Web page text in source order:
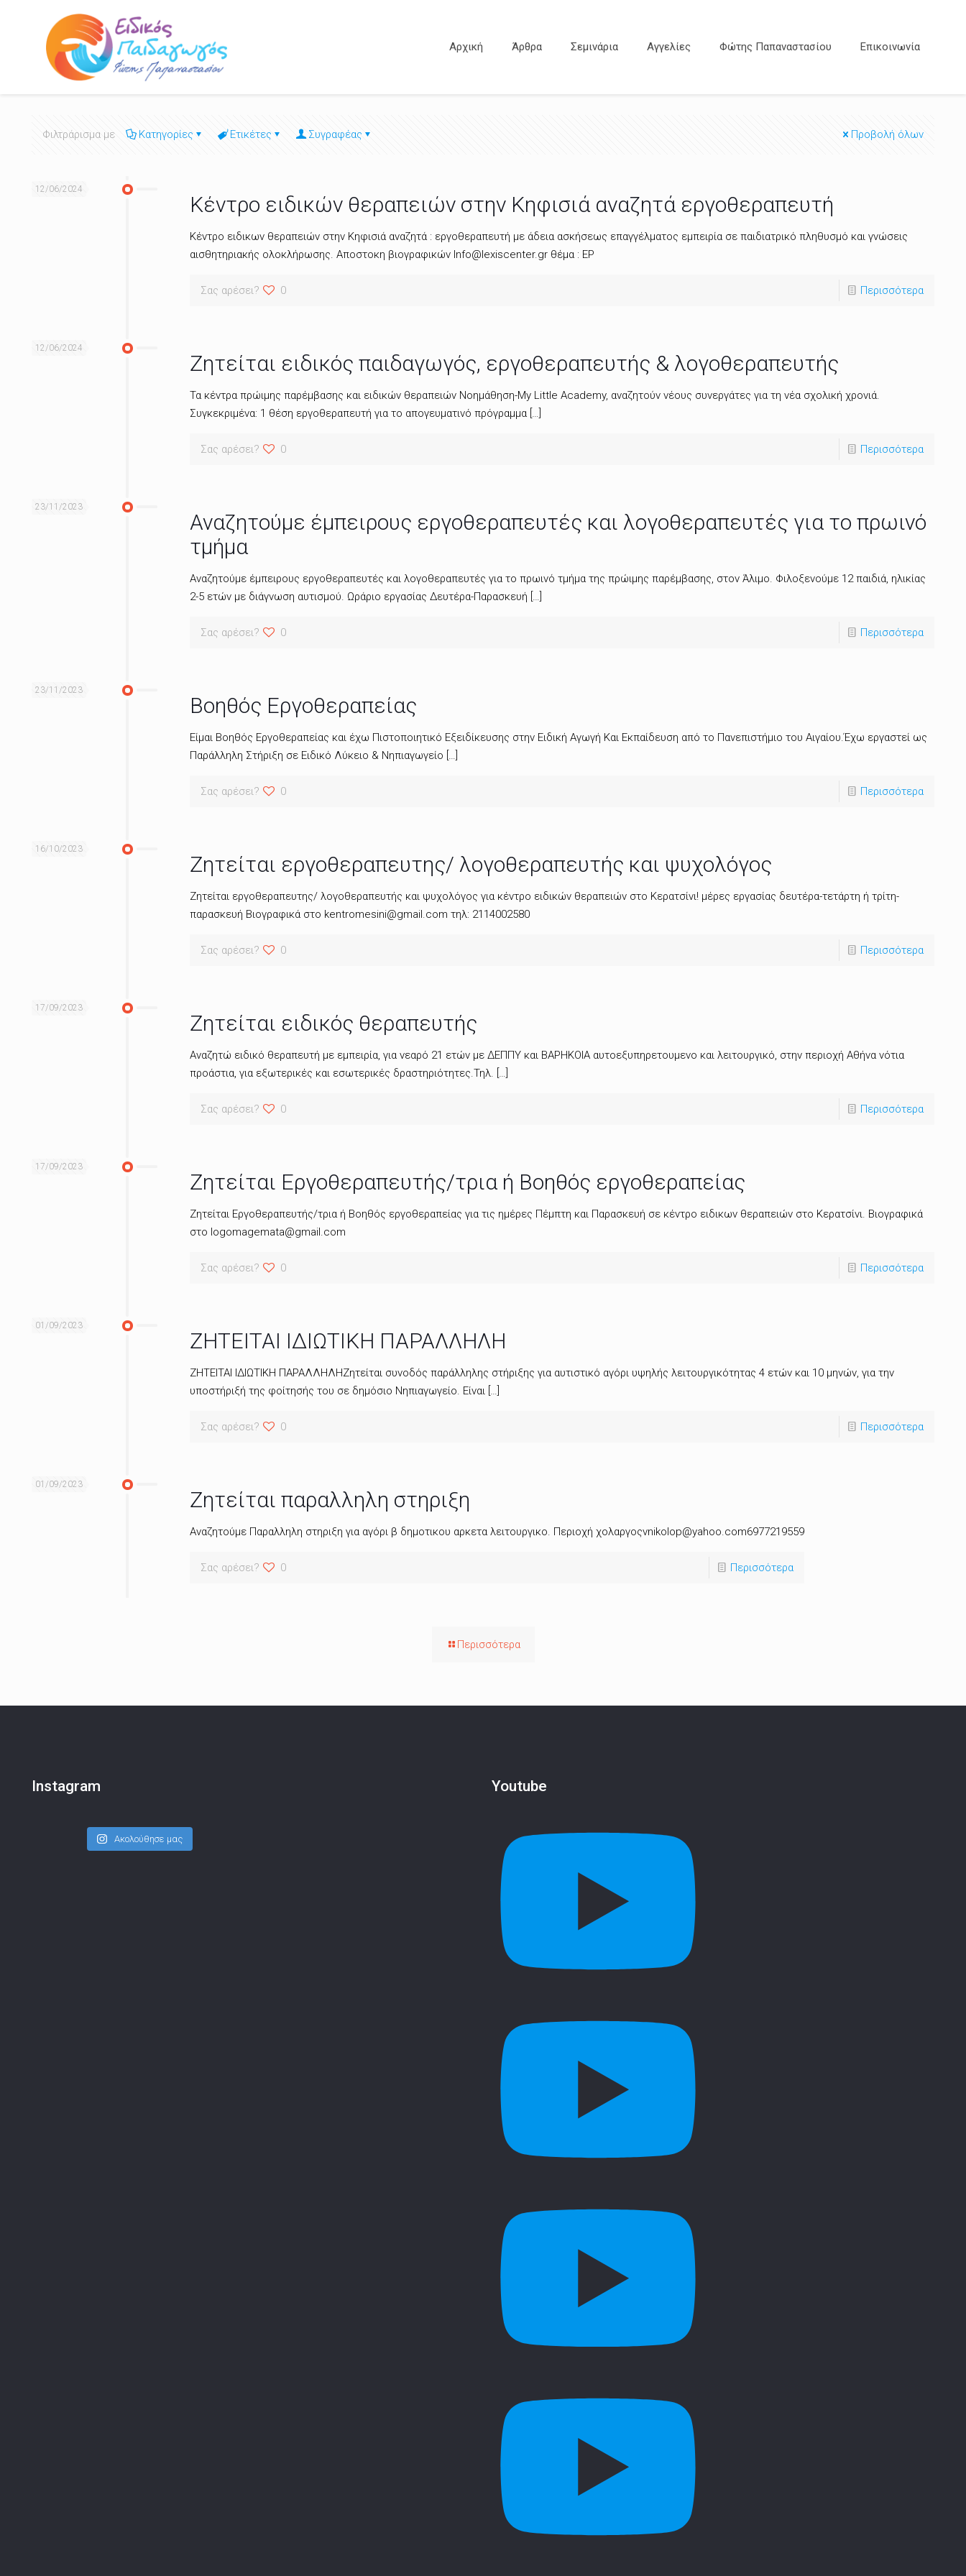
Αρχική Άρθρα Σεμινάρια Αγγελίες Φώτης Παπαναστασίου Επικοινωνία
Φιλτράρισμα με Κατηγορίες Ετικέτες Συγραφέας Προβολή όλων
12/06/2024
Κέντρο ειδικών θεραπειών στην Κηφισιά αναζητά εργοθεραπευτή
Κέντρο ειδικων θεραπειών στην Κηφισιά αναζητά : εργοθεραπευτή με άδεια ασκήσεως επαγγέλματος εμπειρία σε παιδιατρικό πληθυσμό και γνώσεις
αισθητηριακής ολοκλήρωσης. Αποστοκη βιογραφικών Info@lexiscenter.gr θέμα : ΕΡ
Σας αρέσει? 0 Περισσότερα
12/06/2024
Ζητείται ειδικός παιδαγωγός, εργοθεραπευτής & λογοθεραπευτής
Τα κέντρα πρώιμης παρέμβασης και ειδικών θεραπειών Νοημάθηση-My Little Academy, αναζητούν νέους συνεργάτες για τη νέα σχολική χρονιά.
Συγκεκριμένα: 1 θέση εργοθεραπευτή για το απογευματινό πρόγραμμα […]
Σας αρέσει? 0 Περισσότερα
23/11/2023
Αναζητούμε έμπειρους εργοθεραπευτές και λογοθεραπευτές για το πρωινό
τμήμα
Αναζητούμε έμπειρους εργοθεραπευτές και λογοθεραπευτές για το πρωινό τμήμα της πρώιμης παρέμβασης, στον Άλιμο. Φιλοξενούμε 12 παιδιά, ηλικίας
2-5 ετών με διάγνωση αυτισμού. Ωράριο εργασίας Δευτέρα-Παρασκευή […]
Σας αρέσει? 0 Περισσότερα
23/11/2023
Βοηθός Εργοθεραπείας
Είμαι Βοηθός Εργοθεραπείας και έχω Πιστοποιητικό Εξειδίκευσης στην Ειδική Αγωγή Και Εκπαίδευση από το Πανεπιστήμιο του Αιγαίου.Έχω εργαστεί ως
Παράλληλη Στήριξη σε Ειδικό Λύκειο & Νηπιαγωγείο […]
Σας αρέσει? 0 Περισσότερα
16/10/2023
Ζητείται εργοθεραπευτης/ λογοθεραπευτής και ψυχολόγος
Ζητείται εργοθεραπευτης/ λογοθεραπευτής και ψυχολόγος για κέντρο ειδικών θεραπειών στο Κερατσίνι! μέρες εργασίας δευτέρα-τετάρτη ή τρίτη-
παρασκευή Βιογραφικά στο kentromesini@gmail.com τηλ: 2114002580
Σας αρέσει? 0 Περισσότερα
17/09/2023
Ζητείται ειδικός θεραπευτής
Αναζητώ ειδικό θεραπευτή με εμπειρία, για νεαρό 21 ετών με ΔΕΠΠΥ και ΒΑΡΗΚΟΙΑ αυτοεξυπηρετουμενο και λειτουργικό, στην περιοχή Αθήνα νότια
προάστια, για εξωτερικές και εσωτερικές δραστηριότητες.Τηλ. […]
Σας αρέσει? 0 Περισσότερα
17/09/2023
Ζητείται Εργοθεραπευτής/τρια ή Βοηθός εργοθεραπείας
Ζητείται Εργοθεραπευτής/τρια ή Βοηθός εργοθεραπείας για τις ημέρες Πέμπτη και Παρασκευή σε κέντρο ειδικων θεραπειών στο Κερατσίνι. Βιογραφικά
στο logomagemata@gmail.com
Σας αρέσει? 0 Περισσότερα
01/09/2023
ΖΗΤΕΙΤΑΙ ΙΔΙΩΤΙΚΗ ΠΑΡΑΛΛΗΛΗ
ΖΗΤΕΙΤΑΙ ΙΔΙΩΤΙΚΗ ΠΑΡΑΛΛΗΛΗΖητείται συνοδός παράλληλης στήριξης για αυτιστικό αγόρι υψηλής λειτουργικότητας 4 ετών και 10 μηνών, για την
υποστήριξή της φοίτησής του σε δημόσιο Νηπιαγωγείο. Είναι […]
Σας αρέσει? 0 Περισσότερα
01/09/2023
Ζητείται παραλληλη στηριξη
Αναζητούμε Παραλληλη στηριξη για αγόρι β δημοτικου αρκετα λειτουργικο. Περιοχή χολαργοςvnikolop@yahoo.com6977219559
Σας αρέσει? 0 Περισσότερα
Περισσότερα
Instagram
Ακολούθησε μας
Youtube